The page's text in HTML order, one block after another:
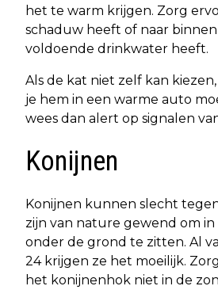
het te warm krijgen. Zorg
schaduw heeft of naar
voldoende drinkwater heeft.
Als de kat niet zelf kan
je hem in een warme auto
wees dan alert op signalen
Konijnen
Konijnen kunnen slecht
zijn van nature gewend om in
onder de grond te zitten. Al
24 krijgen ze het moeilijk.
het konijnenhok niet in de